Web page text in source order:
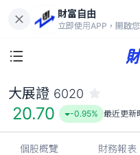
財富自由
立即使用APP，開啟
20.70
大展證 6020
20.70 -0.95% 最近更新
個股概覽 財務報表